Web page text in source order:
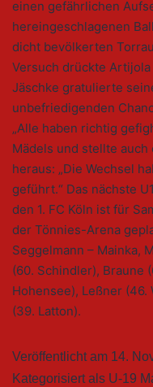
einen gefährlichen
hereingeschlagenen
dicht bevölkerten
Versuch drückte
Jäschke gratulierte
unbefriedigenden
„Alle haben richtig
Mädels und stellte
heraus: „Die Wechsel
geführt.“ Das nächste
den 1. FC Köln ist für
der Tönnies-Arena
Seggelmann – Mainka,
(60. Schindler), Braune
Hohensee), Leßner (46.
(39. Latton).
Veröffentlicht am 14.
Kategorisiert als U-19